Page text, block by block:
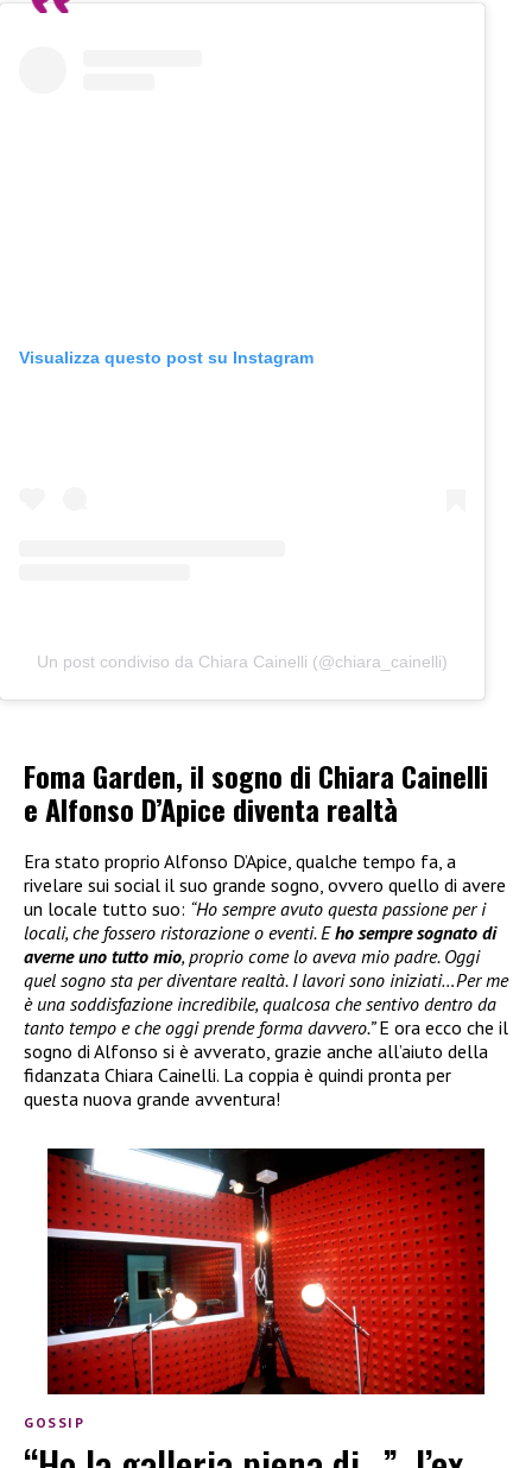
Visualizza questo post su Instagram
Un post condiviso da Chiara Cainelli (@chiara_cainelli)
Foma Garden, il sogno di Chiara Cainelli
e Alfonso D’Apice diventa realtà
Era stato proprio Alfonso D’Apice, qualche tempo fa, a
rivelare sui social il suo grande sogno, ovvero quello di avere
un locale tutto suo: “Ho sempre avuto questa passione per i
locali, che fossero ristorazione o eventi. Eho sempre sognato di
averne uno tutto mio, proprio come lo aveva mio padre. Oggi
quel sogno sta per diventare realtà. I lavori sono iniziati…Per me
è una soddisfazione incredibile, qualcosa che sentivo dentro da
tanto tempo e che oggi prende forma davvero.”E ora ecco che il
sogno di Alfonso si è avverato, grazie anche all’aiuto della
fidanzata Chiara Cainelli. La coppia è quindi pronta per
questa nuova grande avventura!
GOSSIP